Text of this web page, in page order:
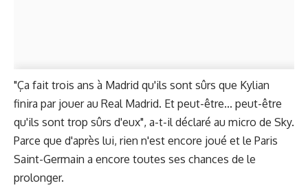
"Ça fait trois ans à Madrid qu'ils sont sûrs que Kylian
finira par jouer au Real Madrid. Et peut-être... peut-être
qu'ils sont trop sûrs d'eux", a-t-il déclaré au micro de Sky.
Parce que d'après lui, rien n'est encore joué et le Paris
Saint-Germain a encore toutes ses chances de le
prolonger.